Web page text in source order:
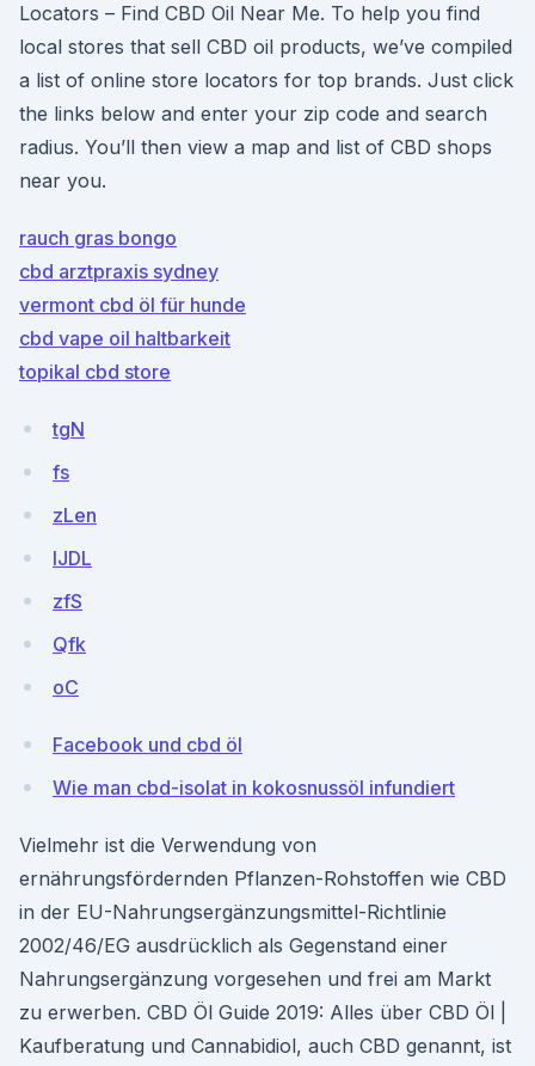
Locators – Find CBD Oil Near Me. To help you find
local stores that sell CBD oil products, we’ve compiled
a list of online store locators for top brands. Just click
the links below and enter your zip code and search
radius. You’ll then view a map and list of CBD shops
near you.
rauch gras bongo
cbd arztpraxis sydney
vermont cbd öl für hunde
cbd vape oil haltbarkeit
topikal cbd store
tgN
fs
zLen
lJDL
zfS
Qfk
oC
Facebook und cbd öl
Wie man cbd-isolat in kokosnussöl infundiert
Vielmehr ist die Verwendung von
ernährungsfördernden Pflanzen-Rohstoffen wie CBD
in der EU-Nahrungsergänzungsmittel-Richtlinie
2002/46/EG ausdrücklich als Gegenstand einer
Nahrungsergänzung vorgesehen und frei am Markt
zu erwerben. CBD Öl Guide 2019: Alles über CBD Öl |
Kaufberatung und Cannabidiol, auch CBD genannt, ist